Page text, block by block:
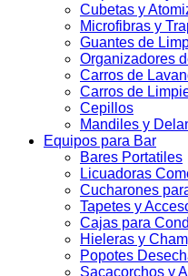
Cubetas y
Microfibras y
Guantes de
Organizadores
Carros de
Carros de
Cepillos
Mandiles y
Equipos para Bar
Bares Portatiles
Licuadoras
Cucharones
Tapetes y
Cajas para
Hieleras y
Popotes
Sacacorchos y